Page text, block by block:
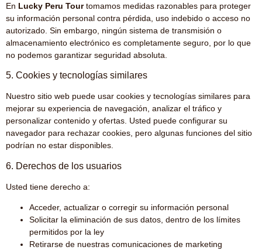
En Lucky Peru Tourtomamos medidas razonables para proteger
su información personal contra pérdida, uso indebido o acceso no
autorizado. Sin embargo, ningún sistema de transmisión o
almacenamiento electrónico es completamente seguro, por lo que
no podemos garantizar seguridad absoluta.
5. Cookies y tecnologías similares
Nuestro sitio web puede usar cookies y tecnologías similares para
mejorar su experiencia de navegación, analizar el tráfico y
personalizar contenido y ofertas. Usted puede configurar su
navegador para rechazar cookies, pero algunas funciones del sitio
podrían no estar disponibles.
6. Derechos de los usuarios
Usted tiene derecho a:
Acceder, actualizar o corregir su información personal
Solicitar la eliminación de sus datos, dentro de los límites
permitidos por la ley
Retirarse de nuestras comunicaciones de marketing